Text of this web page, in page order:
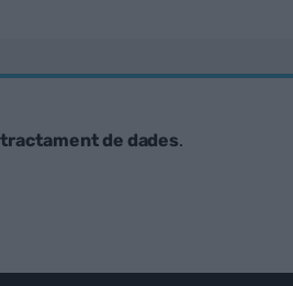
tractament de dades.